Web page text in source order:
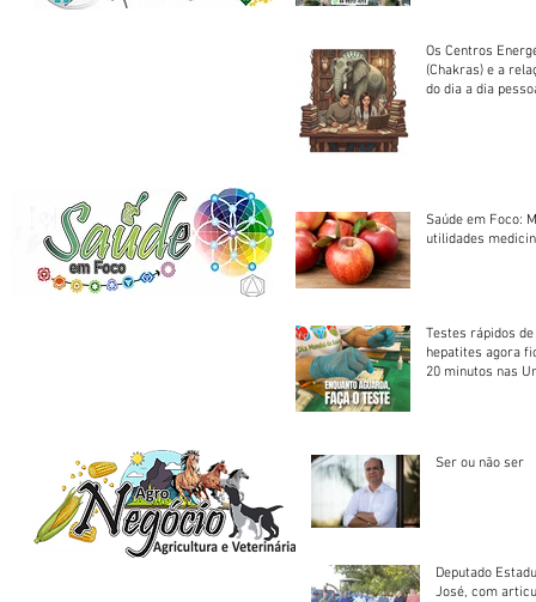
Os Centros
(Chakras) e a
do dia a dia
Saúde em Foco:
utilidades
Testes rápidos
hepatites agora
20 minutos nas
Ser ou não ser
Deputado
José, com